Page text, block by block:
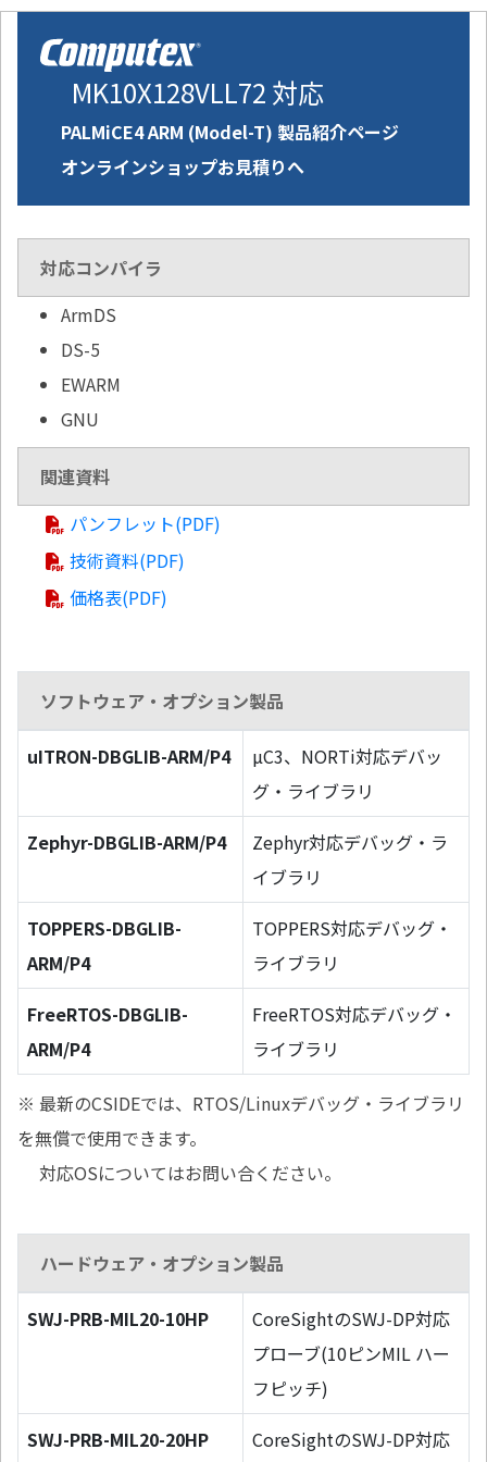
MK10X128VLL72 対応
PALMiCE4 ARM (Model-T) 製品紹介ページ
オンラインショップお見積りへ
対応コンパイラ
ArmDS
DS-5
EWARM
GNU
関連資料
パンフレット(PDF)
技術資料(PDF)
価格表(PDF)
ソフトウェア・オプション製品
uITRON-DBGLIB-ARM/P4
µC3、NORTi対応デバッ
グ・ライブラリ
Zephyr-DBGLIB-ARM/P4
Zephyr対応デバッグ・ラ
イブラリ
TOPPERS-DBGLIB-
ARM/P4
TOPPERS対応デバッグ・
ライブラリ
FreeRTOS-DBGLIB-
ARM/P4
FreeRTOS対応デバッグ・
ライブラリ
※ 最新のCSIDEでは、RTOS/Linuxデバッグ・ライブラリ
を無償で使用できます。
対応OSについてはお問い合ください。
ハードウェア・オプション製品
SWJ-PRB-MIL20-10HP
CoreSightのSWJ-DP対応
プローブ(10ピンMIL ハー
フピッチ)
SWJ-PRB-MIL20-20HP
CoreSightのSWJ-DP対応